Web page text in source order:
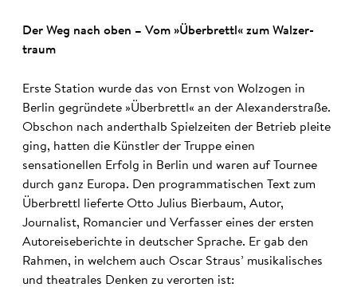
Der Weg nach oben – Vom »Über­brettl« zum Walzer­
traum
Erste Station wurde das von Ernst von Wolzogen in
Berlin gegründete »Überbrettl« an der Alexanderstraße.
Obschon nach anderthalb Spielzeiten der Betrieb pleite
ging, hatten die Künstler der Truppe einen
sensationellen Erfolg in Berlin und waren auf Tournee
durch ganz Europa. Den programmatischen Text zum
Überbrettl lieferte Otto Julius Bierbaum, Autor,
Journalist, Romancier und Verfasser eines der ersten
Autoreiseberichte in deutscher Sprache. Er gab den
Rahmen, in welchem auch Oscar Straus’ musikalisches
und theatrales Denken zu verorten ist: